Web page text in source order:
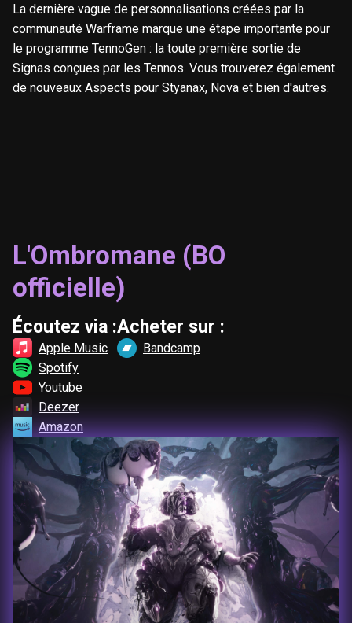
La dernière vague de personnalisations créées par la
communauté Warframe marque une étape importante pour
le programme TennoGen : la toute première sortie de
Signas conçues par les Tennos. Vous trouverez également
de nouveaux Aspects pour Styanax, Nova et bien d'autres.
L'Ombromane (BO
officielle)
Écoutez via :
Apple Music
Spotify
Youtube
Deezer
Amazon
Acheter sur :
Bandcamp